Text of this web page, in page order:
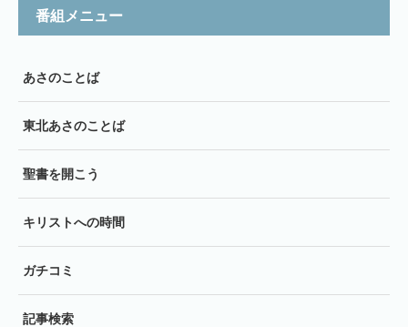
番組メニュー
あさのことば
東北あさのことば
聖書を開こう
キリストへの時間
ガチコミ
記事検索